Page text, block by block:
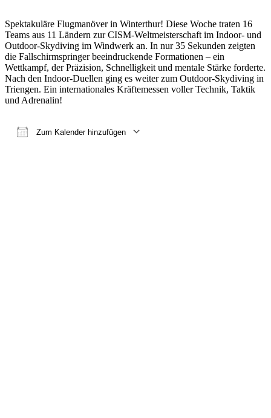
Spektakuläre Flugmanöver in Winterthur! Diese Woche traten 16
Teams aus 11 Ländern zur CISM-Weltmeisterschaft im Indoor- und
Outdoor-Skydiving im Windwerk an. In nur 35 Sekunden zeigten
die Fallschirmspringer beeindruckende Formationen – ein
Wettkampf, der Präzision, Schnelligkeit und mentale Stärke forderte.
Nach den Indoor-Duellen ging es weiter zum Outdoor-Skydiving in
Triengen. Ein internationales Kräftemessen voller Technik, Taktik
und Adrenalin!
Zum Kalender hinzufügen